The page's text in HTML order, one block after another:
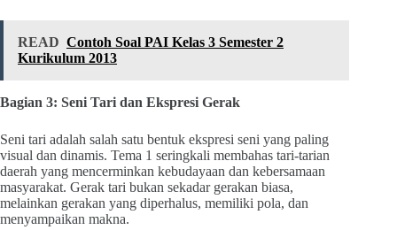
READ Contoh Soal PAI Kelas 3 Semester 2
Kurikulum 2013
Bagian 3: Seni Tari dan Ekspresi Gerak
Seni tari adalah salah satu bentuk ekspresi seni yang paling
visual dan dinamis. Tema 1 seringkali membahas tari-tarian
daerah yang mencerminkan kebudayaan dan kebersamaan
masyarakat. Gerak tari bukan sekadar gerakan biasa,
melainkan gerakan yang diperhalus, memiliki pola, dan
menyampaikan makna.